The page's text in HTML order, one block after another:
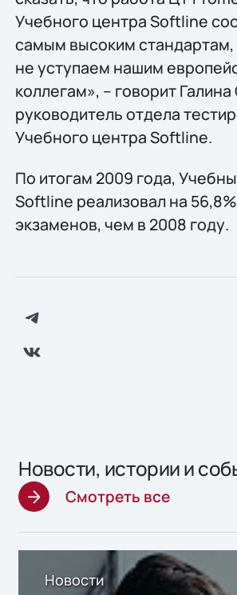
Учебного центра Softline
самым высоким
не уступаем нашим
коллегам», – говорит
руководитель отдела
Учебного центра Softline.
По итогам 2009 года,
Softline реализовал на
экзаменов, чем в 2008 году.
Новости, истории и
Смотреть все
Новости